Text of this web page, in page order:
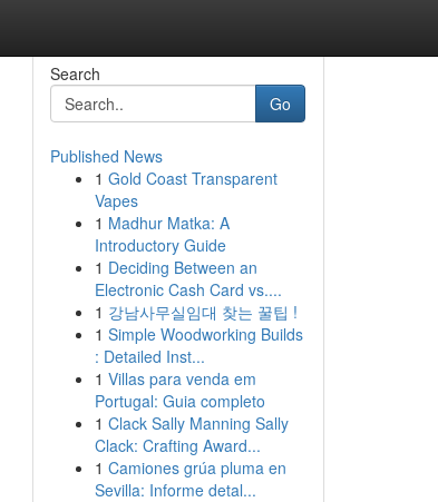
Search
Go
Published News
1 Gold Coast Transparent
Vapes
1 Madhur Matka: A
Introductory Guide
1 Deciding Between an
Electronic Cash Card vs....
1 강남사무실임대 찾는 꿀팁 !
1 Simple Woodworking Builds
: Detailed Inst...
1 Villas para venda em
Portugal: Guia completo
1 Clack Sally Manning Sally
Clack: Crafting Award...
1 Camiones grúa pluma en
Sevilla: Informe detal...